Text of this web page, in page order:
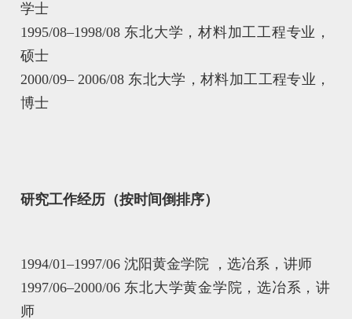
学士
1995/08–1998/08 东北大学，材料加工工程专业，
硕士
2000/09– 2006/08 东北大学，材料加工工程专业，
博士
研究工作经历（按时间倒排序）
1994/01–1997/06 沈阳黄金学院 ，选冶系，讲师
1997/06–2000/06 东北大学黄金学院，选冶系，讲
师